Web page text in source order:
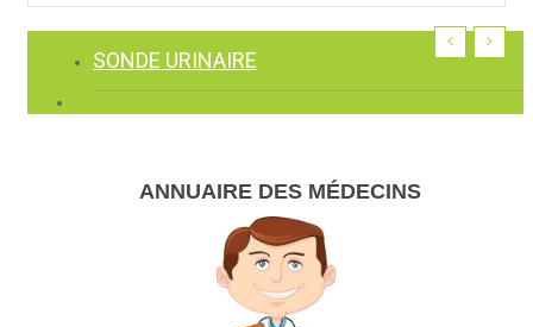
SONDE URINAIRE
ANNUAIRE DES MÉDECINS